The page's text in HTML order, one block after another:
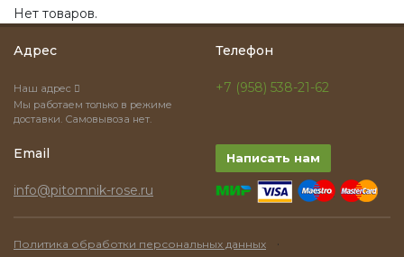
Нет товаров.
Адрес
Наш адрес
Мы работаем только в режиме
доставки. Самовывоза нет.
Телефон
+7 (958) 538-21-62
Email
info@pitomnik-rose.ru
Написать нам
Политика обработки персональных данных ·